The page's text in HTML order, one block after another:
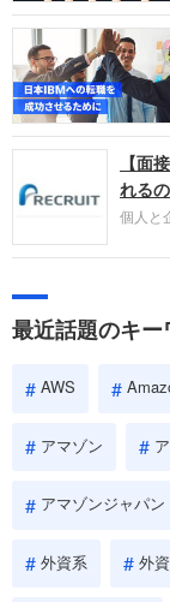
【面
れる
個人と
やこれ
しょう
最近話題のキー
AWS
アマゾン
アマゾンジャパン
外資系 外